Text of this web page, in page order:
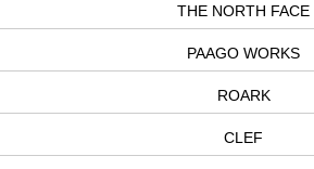
THE NORTH FACE
PAAGO WORKS
ROARK
CLEF